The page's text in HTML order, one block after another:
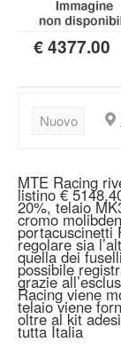
€ 4377.00
Nuovo
MTE Racing
listino €
20%, telaio
cromo
portacuscinetti
regolare sia
quella dei
possibile
grazie
Racing viene
telaio viene
oltre al kit
tutta Italia